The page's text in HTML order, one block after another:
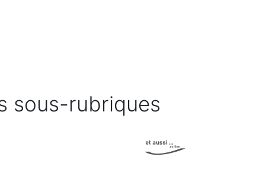
sous-rubriques